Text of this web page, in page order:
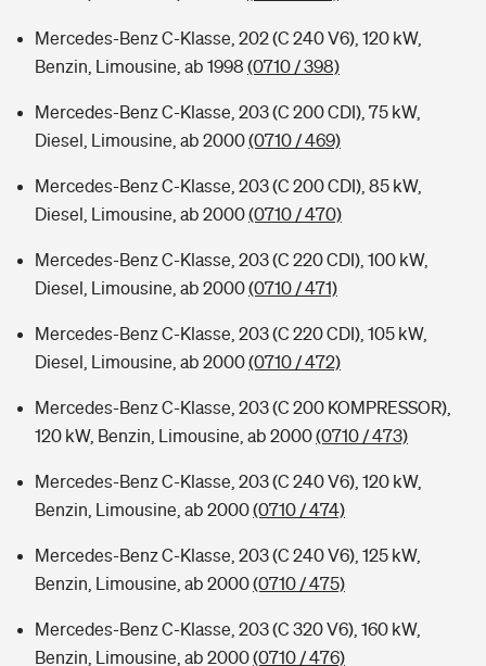
Mercedes-Benz C-Klasse, 202 (C 240 V6), 120 kW,
Benzin, Limousine, ab 1998 (0710 / 398)
Mercedes-Benz C-Klasse, 203 (C 200 CDI), 75 kW,
Diesel, Limousine, ab 2000(0710 / 469)
Mercedes-Benz C-Klasse, 203 (C 200 CDI), 85 kW,
Diesel, Limousine, ab 2000(0710 / 470)
Mercedes-Benz C-Klasse, 203 (C 220 CDI), 100 kW,
Diesel, Limousine, ab 2000(0710 / 471)
Mercedes-Benz C-Klasse, 203 (C 220 CDI), 105 kW,
Diesel, Limousine, ab 2000(0710 / 472)
Mercedes-Benz C-Klasse, 203 (C 200 KOMPRESSOR),
120 kW, Benzin, Limousine, ab 2000(0710 / 473)
Mercedes-Benz C-Klasse, 203 (C 240 V6), 120 kW,
Benzin, Limousine, ab 2000(0710 / 474)
Mercedes-Benz C-Klasse, 203 (C 240 V6), 125 kW,
Benzin, Limousine, ab 2000(0710 / 475)
Mercedes-Benz C-Klasse, 203 (C 320 V6), 160 kW,
Benzin, Limousine, ab 2000(0710 / 476)